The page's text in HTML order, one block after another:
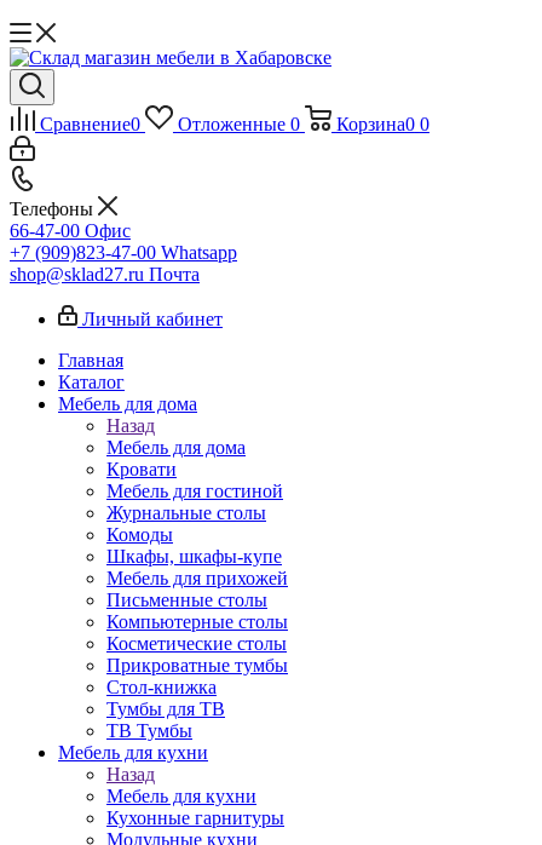
Сравнение0 Отложенные 0 Корзина0 0
Телефоны
66-47-00 Офис
+7 (909)823-47-00 Whatsapp
shop@sklad27.ru Почта
Личный кабинет
Главная
Каталог
Мебель для дома
Назад
Мебель для дома
Кровати
Мебель для гостиной
Журнальные столы
Комоды
Шкафы, шкафы-купе
Мебель для прихожей
Письменные столы
Компьютерные столы
Косметические столы
Прикроватные тумбы
Стол-книжка
Тумбы для ТВ
ТВ Тумбы
Мебель для кухни
Назад
Мебель для кухни
Кухонные гарнитуры
Модульные кухни